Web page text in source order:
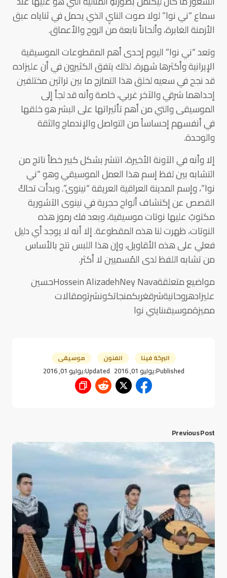
سماع “ني نوا” لولا صوت النايِ الذي يحمل في ثناياه عبق
الأزمنة الغابرة، وألحاناً نابعة من الروح والأعماق.
وتعد “ني نوا” اليوم إحدى أهم المقطوعات الموسيقية
الإيرانية وأكثرها شهرة، لذلك يتفق الكثيرون في أن عليزاده
قد نجح في سعيه لخلق هذا التمازج ما بين تراثين مختلفين
إحداهما شرقي والآخر غربي، خاصة وأنه قد لجأ إلى
الموسيقى والتي من أهم تأثيراتها على البشر هو خلقها
في أنفسهم إحساساً من التواصل والإندماج والثقة
والوحدة.
إلا وأنه في الآونة الأخيرة، انتشر بشكل كبير خطأ ناتج من
التشابه بين لفظ إسم هذا العمل الموسيقي وهو “ني
نوا”، وإسم المدينة العراقية العريقة “نينوى”. وبدأت تحاكُ
القصص عن إكتشاف ألواح حجرية في نينوى الآشورية
مكتوبٌ عليها نوتات موسيقية، وبعد فك رموز هذه
النوتات، ظهرت لنا هذه المقطوعة. إلا أنه لا يوجد أي دليل
فعلي على هذه الأقاويل، وإن هذا اللبس نتج بالأساس
من تشابه اللفظ لدى المُسميين لا أكثر.
مواضيع متعلقةHossein AlizadehNey Navaحسين
عليزادهروحانيةشرقغربكمنجاتكونشرتومقالات
مميزةموسيقىنايني نوا
البركة فينا الفنون موسيقى
Published:يوليو 01, 2016 Updated:يوليو 01, 2016
Previous Post